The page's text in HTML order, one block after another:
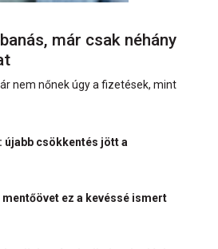
már csak néhány
nem nőnek úgy a fizetések, mint
újabb csökkentés jött a
ez a kevéssé ismert